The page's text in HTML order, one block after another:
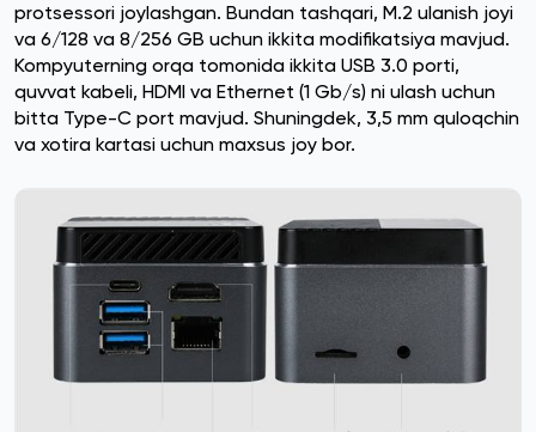
protsessori joylashgan. Bundan tashqari, M.2 ulanish joyi
va 6/128 va 8/256 GB uchun ikkita modifikatsiya mavjud.
Kompyuterning orqa tomonida ikkita USB 3.0 porti,
quvvat kabeli, HDMI va Ethernet (1 Gb/s) ni ulash uchun
bitta Type-C port mavjud. Shuningdek, 3,5 mm quloqchin
va xotira kartasi uchun maxsus joy bor.